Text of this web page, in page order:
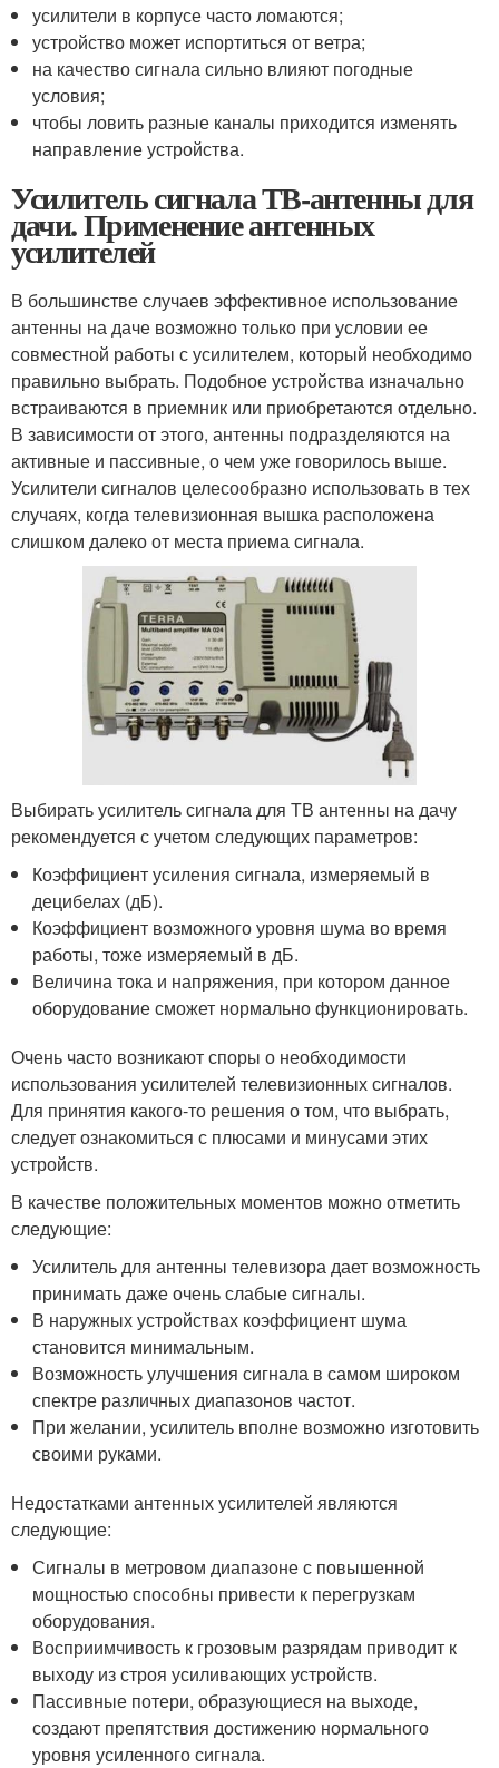
усилители в корпусе часто ломаются;
устройство может испортиться от ветра;
на качество сигнала сильно влияют погодные
условия;
чтобы ловить разные каналы приходится изменять
направление устройства.
Усилитель сигнала ТВ-антенны для
дачи. Применение антенных
усилителей
В большинстве случаев эффективное использование
антенны на даче возможно только при условии ее
совместной работы с усилителем, который необходимо
правильно выбрать. Подобное устройства изначально
встраиваются в приемник или приобретаются отдельно.
В зависимости от этого, антенны подразделяются на
активные и пассивные, о чем уже говорилось выше.
Усилители сигналов целесообразно использовать в тех
случаях, когда телевизионная вышка расположена
слишком далеко от места приема сигнала.
Выбирать усилитель сигнала для ТВ антенны на дачу
рекомендуется с учетом следующих параметров:
Коэффициент усиления сигнала, измеряемый в
децибелах (дБ).
Коэффициент возможного уровня шума во время
работы, тоже измеряемый в дБ.
Величина тока и напряжения, при котором данное
оборудование сможет нормально функционировать.
Очень часто возникают споры о необходимости
использования усилителей телевизионных сигналов.
Для принятия какого-то решения о том, что выбрать,
следует ознакомиться с плюсами и минусами этих
устройств.
В качестве положительных моментов можно отметить
следующие:
Усилитель для антенны телевизора дает возможность
принимать даже очень слабые сигналы.
В наружных устройствах коэффициент шума
становится минимальным.
Возможность улучшения сигнала в самом широком
спектре различных диапазонов частот.
При желании, усилитель вполне возможно изготовить
своими руками.
Недостатками антенных усилителей являются
следующие:
Сигналы в метровом диапазоне с повышенной
мощностью способны привести к перегрузкам
оборудования.
Восприимчивость к грозовым разрядам приводит к
выходу из строя усиливающих устройств.
Пассивные потери, образующиеся на выходе,
создают препятствия достижению нормального
уровня усиленного сигнала.